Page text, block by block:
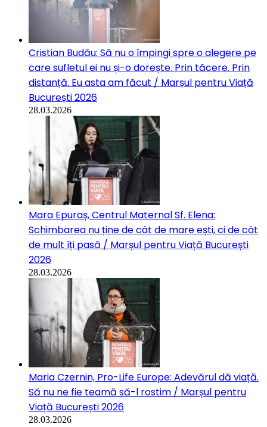
Cristian Budău: Să nu o împingi spre o alegere pe
care sufletul ei nu și-o dorește. Prin tăcere. Prin
distanță. Eu asta am făcut / Marșul pentru Viață
București 2026
28.03.2026
Mara Epuraș, Centrul Maternal Sf. Elena:
Schimbarea nu ține de cât de mare ești, ci de cât
de mult îți pasă / Marșul pentru Viață București
2026
28.03.2026
Maria Czernin, Pro-Life Europe: Adevărul dă viață.
Să nu ne fie teamă să-l rostim / Marșul pentru
Viață București 2026
28.03.2026